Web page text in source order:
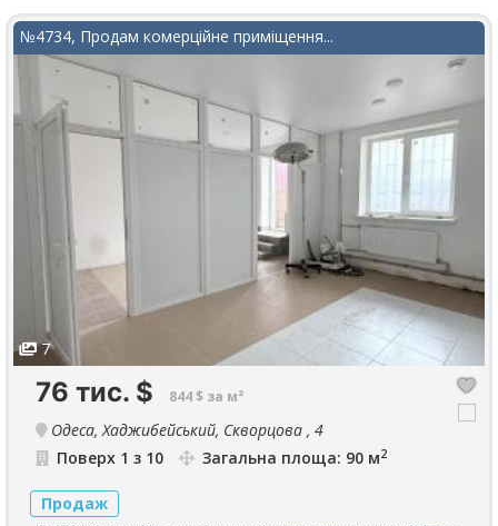
№4734, Продам комерційне приміщення...
7
76 тис. $ 844 $ за м²
Одеса, Хаджибейський, Скворцова , 4
Поверх 1 з 10
Загальна площа: 90 м2
Продаж